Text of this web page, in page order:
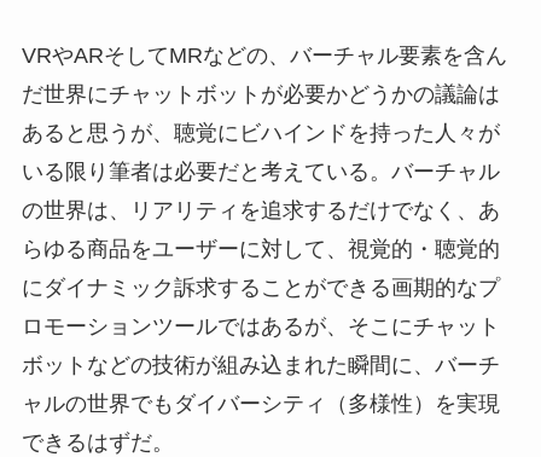
VRやARそしてMRなどの、バーチャル要素を含ん
だ世界にチャットボットが必要かどうかの議論は
あると思うが、聴覚にビハインドを持った人々が
いる限り筆者は必要だと考えている。バーチャル
の世界は、リアリティを追求するだけでなく、あ
らゆる商品をユーザーに対して、視覚的・聴覚的
にダイナミック訴求することができる画期的なプ
ロモーションツールではあるが、そこにチャット
ボットなどの技術が組み込まれた瞬間に、バーチ
ャルの世界でもダイバーシティ（多様性）を実現
できるはずだ。